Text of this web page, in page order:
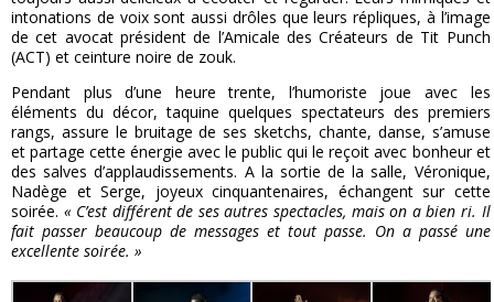
intonations de voix sont aussi drôles que leurs répliques, à l’image
de cet avocat président de l’Amicale des Créateurs de Tit Punch
(ACT) et ceinture noire de zouk.
Pendant plus d’une heure trente, l’humoriste joue avec les
éléments du décor, taquine quelques spectateurs des premiers
rangs, assure le bruitage de ses sketchs, chante, danse, s’amuse
et partage cette énergie avec le public qui le reçoit avec bonheur et
des salves d’applaudissements. A la sortie de la salle, Véronique,
Nadège et Serge, joyeux cinquantenaires, échangent sur cette
soirée. « C’est différent de ses autres spectacles, mais on a bien ri. Il
fait passer beaucoup de messages et tout passe. On a passé une
excellente soirée. »